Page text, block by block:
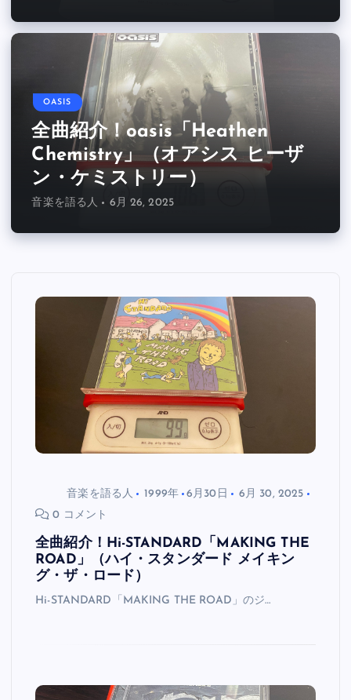
OASIS
全曲紹介！oasis「Heathen
Chemistry」（オアシス ヒーザ
ン・ケミストリー）
音楽を語る人 6月 26, 2025
音楽を語る人 1999年 6月30日
6月 30, 2025
0 コメント
全曲紹介！Hi-STANDARD「MAKING THE
ROAD」（ハイ・スタンダード メイキン
グ・ザ・ロード）
Hi-STANDARD「MAKING THE ROAD」のジ…